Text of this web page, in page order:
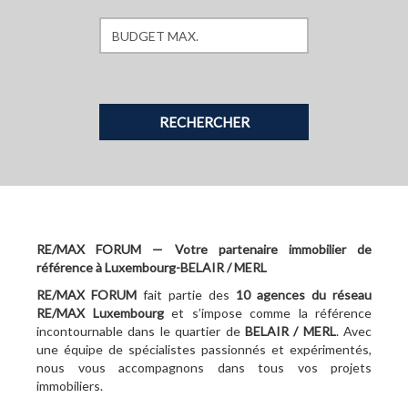
RE/MAX FORUM — Votre partenaire immobilier de
référence à Luxembourg-BELAIR / MERL
RE/MAX FORUM fait partie des 10agences du réseau
RE/MAX Luxembourget s’impose comme la référence
incontournable dans le quartier de BELAIR / MERL. Avec
une équipe de spécialistes passionnés et expérimentés,
nous vous accompagnons dans tous vos projets
immobiliers.